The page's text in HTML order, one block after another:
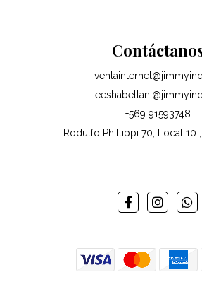
+569 91593748
Rodulfo Phillippi 70, Local 10